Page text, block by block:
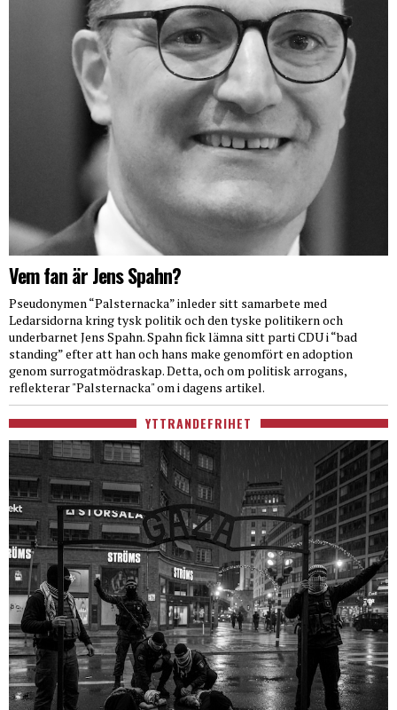
Vem fan är Jens Spahn?
Pseudonymen “Palsternacka” inleder sitt samarbete med
Ledarsidorna kring tysk politik och den tyske politikern och
underbarnet Jens Spahn. Spahn fick lämna sitt parti CDU i “bad
standing” efter att han och hans make genomfört en adoption
genom surrogatmödraskap. Detta, och om politisk arrogans,
reflekterar "Palsternacka" om i dagens artikel.
YTTRANDEFRIHET